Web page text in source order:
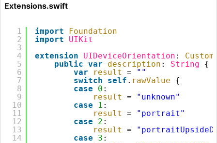
Extensions.swift
1
2
3
4
5
6
7
8
9
10
11
12
13
14
import
Foundation
import
UIKit
extension
UIDeviceOrientation :
public var description : String
{
var
result =
""
switch
self . rawValue
{
case
0 :
result
=
"unknown"
case
1 :
result
=
"portrait"
case
2 :
result
=
case
3 :